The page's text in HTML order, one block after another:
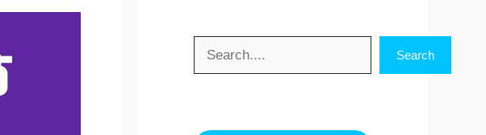
Search